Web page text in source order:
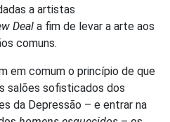
a artistas
Deal a fim de levar a arte aos
comuns.
em comum o princípio de que
salões sofisticados dos
da Depressão – e entrar na